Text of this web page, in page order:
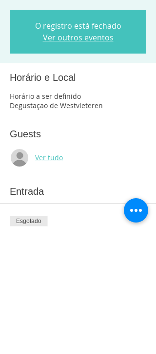
O registro está fechado
Ver outros eventos
Horário e Local
Horário a ser definido
Degustaçao de Westvleteren
Guests
Ver tudo
Entrada
Esgotado